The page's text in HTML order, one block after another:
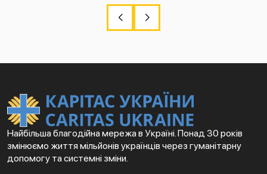
Найбільша благодійна мережа в Україні. Понад 30 років
змінюємо життя мільйонів українців через гуманітарну
допомогу та системні зміни.